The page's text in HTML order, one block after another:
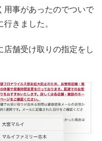
用事があったのでついで
きました。
店舗受け取りの指定をし